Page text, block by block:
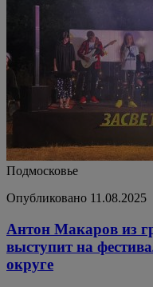
Подмосковье
Опубликовано 11.08.2025
Антон Макаров из
выступит на
округе